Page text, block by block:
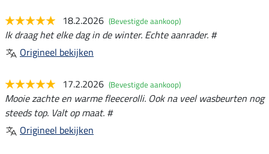
18.2.2026 (Bevestigde aankoop)
Ik draag het elke dag in de winter. Echte aanrader. #
Origineel bekijken
17.2.2026 (Bevestigde aankoop)
Mooie zachte en warme fleecerolli. Ook na veel wasbeurten nog
steeds top. Valt op maat. #
Origineel bekijken